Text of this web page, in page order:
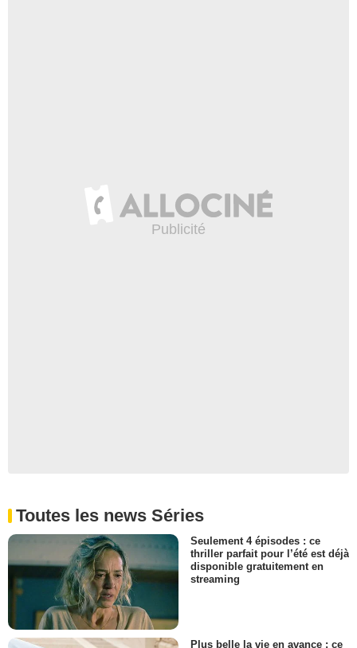
Toutes les news Séries
Seulement 4 épisodes : ce
thriller parfait pour l’été est déjà
disponible gratuitement en
streaming
Plus belle la vie en avance : ce